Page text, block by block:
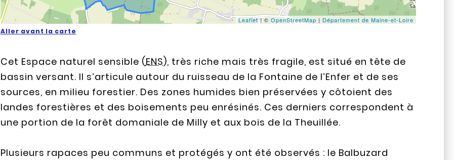
Leaflet |© OpenStreetMap | Département de Maine-et-Loire
Aller avant la carte
Cet Espace naturel sensible (ENS), très riche mais très fragile, est situé en tête de
bassin versant. Il s’articule autour du ruisseau de la Fontaine de l’Enfer et de ses
sources, en milieu forestier. Des zones humides bien préservées y côtoient des
landes forestières et des boisements peu enrésinés. Ces derniers correspondent à
une portion de la forêt domaniale de Milly et aux bois de la Theuillée.
Plusieurs rapaces peu communs et protégés y ont été observés : le Balbuzard